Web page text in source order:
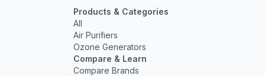
Products & Categories
All
Air Purifiers
Ozone Generators
Compare & Learn
Compare Brands